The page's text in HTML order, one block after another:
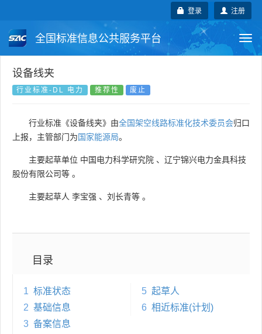
注册
登录
全国标准信息公共服务平台
国家标准
国外标准 技术委员会
设备线夹
行业标准-DL 电力 推荐性 废止
行业标准《设备线夹》由全国架空线路标准化技术委员会归口
上报，主管部门为国家能源局。
主要起草单位 中国电力科学研究院 、 辽宁锦兴电力金具科技
股份有限公司等 。
主要起草人 李宝强 、 刘长青等 。
目录
1 标准状态
2 基础信息
3 备案信息
5 起草人
6 相近标准(计划)